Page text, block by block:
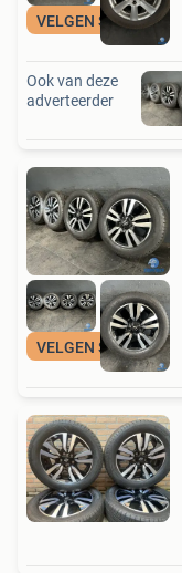
VELGEN SPECIALIST
Ook van deze
adverteerder
VELGEN SPECIALIST